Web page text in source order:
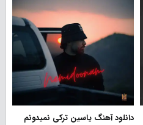
دانلود آهنگ یاسین ترکی نمیدونم